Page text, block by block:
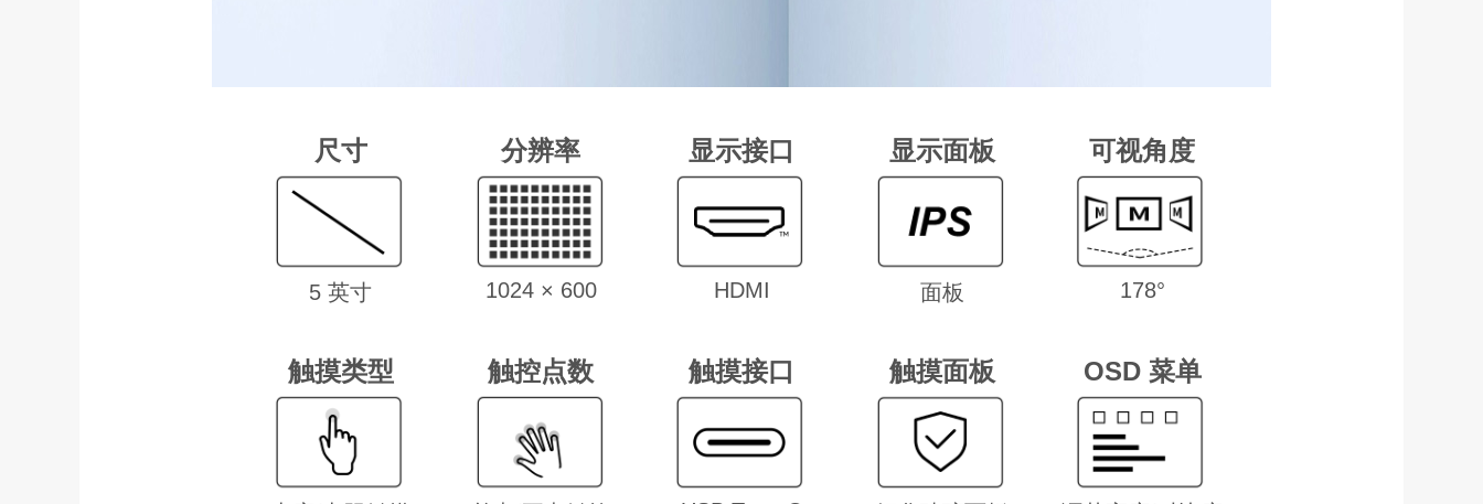
尺寸
5 英寸
分辨率
1024 × 600
显示接口
HDMI
显示面板
面板
可视角度
178°
触摸类型 触控点数 触摸接口 触摸面板 OSD 菜单